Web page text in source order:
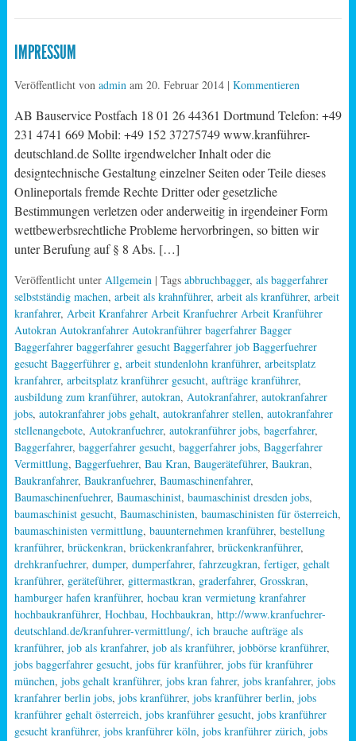
IMPRESSUM
Veröffentlicht von adminam 20. Februar 2014| Kommentieren
AB Bauservice Postfach 18 01 26 44361 Dortmund Telefon: +49
231 4741 669 Mobil: +49 152 37275749 www.kranführer-
deutschland.de Sollte irgendwelcher Inhalt oder die
designtechnische Gestaltung einzelner Seiten oder Teile dieses
Onlineportals fremde Rechte Dritter oder gesetzliche
Bestimmungen verletzen oder anderweitig in irgendeiner Form
wettbewerbsrechtliche Probleme hervorbringen, so bitten wir
unter Berufung auf § 8 Abs. […]
Veröffentlicht unter Allgemein | Tags abbruchbagger, als baggerfahrer
selbstständig machen, arbeit als krahnführer, arbeit als kranführer, arbeit
kranfahrer, Arbeit Kranfahrer Arbeit Kranfuehrer Arbeit Kranführer
Autokran Autokranfahrer Autokranführer bagerfahrer Bagger
Baggerfahrer baggerfahrer gesucht Baggerfahrer job Baggerfuehrer
gesucht Baggerführer g, arbeit stundenlohn kranführer, arbeitsplatz
kranfahrer, arbeitsplatz kranführer gesucht, aufträge kranführer,
ausbildung zum kranführer, autokran, Autokranfahrer, autokranfahrer
jobs, autokranfahrer jobs gehalt, autokranfahrer stellen, autokranfahrer
stellenangebote, Autokranfuehrer, autokranführer jobs, bagerfahrer,
Baggerfahrer, baggerfahrer gesucht, baggerfahrer jobs, Baggerfahrer
Vermittlung, Baggerfuehrer, Bau Kran, Baugeräteführer, Baukran,
Baukranfahrer, Baukranfuehrer, Baumaschinenfahrer,
Baumaschinenfuehrer, Baumaschinist, baumaschinist dresden jobs,
baumaschinist gesucht, Baumaschinisten, baumaschinisten für österreich,
baumaschinisten vermittlung, bauunternehmen kranführer, bestellung
kranführer, brückenkran, brückenkranfahrer, brückenkranführer,
drehkranfuehrer, dumper, dumperfahrer, fahrzeugkran, fertiger, gehalt
kranführer, geräteführer, gittermastkran, graderfahrer, Grosskran,
hamburger hafen kranführer, hocbau kran vermietung kranfahrer
hochbaukranführer, Hochbau, Hochbaukran, http://www.kranfuehrer-
deutschland.de/kranfuhrer-vermittlung/, ich brauche aufträge als
kranführer, job als kranfahrer, job als kranführer, jobbörse kranführer,
jobs baggerfahrer gesucht, jobs für kranführer, jobs für kranführer
münchen, jobs gehalt kranführer, jobs kran fahrer, jobs kranfahrer, jobs
kranfahrer berlin jobs, jobs kranführer, jobs kranführer berlin, jobs
kranführer gehalt österreich, jobs kranführer gesucht, jobs kranführer
gesucht kranführer, jobs kranführer köln, jobs kranführer zürich, jobs